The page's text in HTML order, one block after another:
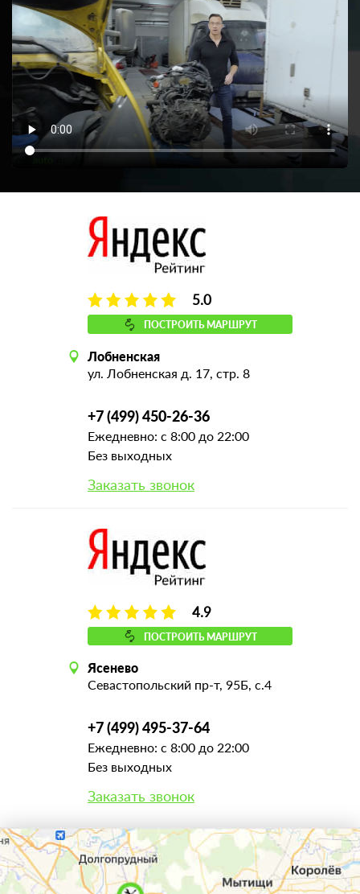
5.0
ПОСТРОИТЬ МАРШРУТ
Лобненская
ул. Лобненская д. 17, стр. 8
+7 (499) 450-26-36
Ежедневно: с 8:00 до 22:00
Без выходных
Заказать звонок
4.9
ПОСТРОИТЬ МАРШРУТ
Ясенево
Севастопольский пр-т, 95Б, с.4
+7 (499) 495-37-64
Ежедневно: с 8:00 до 22:00
Без выходных
Заказать звонок